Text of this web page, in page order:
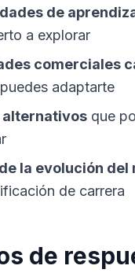
de
a explorar
comerciales
adaptarte
alternativos que
la evolución del
de carrera
de